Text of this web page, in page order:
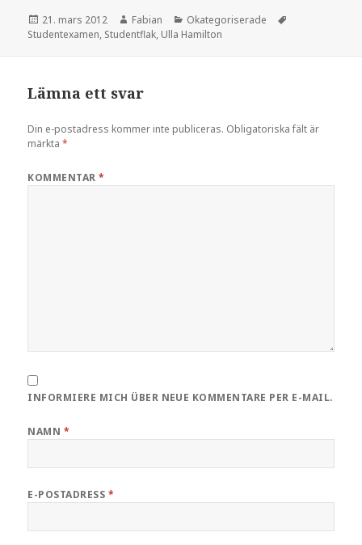
Postat
21. mars 2012 Författare
Fabian Kategorier
Okategoriserade
Studentexamen, Studentflak, Ulla Hamilton
Lämna ett svar
Din e-postadress kommer inte publiceras. Obligatoriska fält är
märkta*
KOMMENTAR*
INFORMIERE MICH ÜBER NEUE KOMMENTARE PER E-MAIL.
NAMN *
E-POSTADRESS *